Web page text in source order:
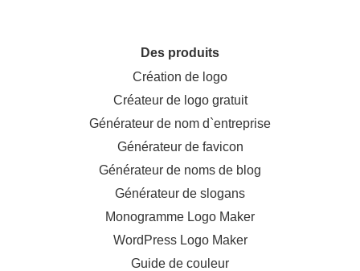
Des produits
Création de logo
Créateur de logo gratuit
Générateur de nom d`entreprise
Générateur de favicon
Générateur de noms de blog
Générateur de slogans
Monogramme Logo Maker
WordPress Logo Maker
Guide de couleur